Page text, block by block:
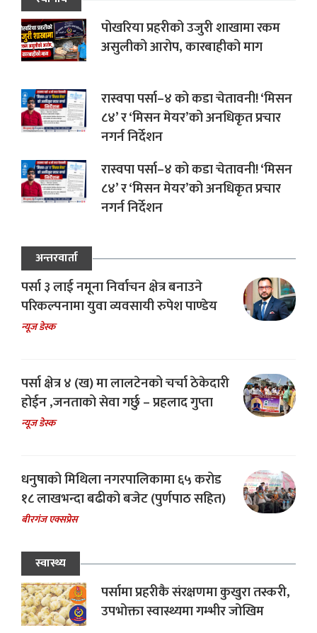
पोखरिया प्रहरीको उजुरी शाखामा रकम
असुलीको आरोप, कारबाहीको माग
रास्वपा पर्सा–४ को कडा चेतावनी! ‘मिसन
८४’ र ‘मिसन मेयर’को अनधिकृत प्रचार
नगर्न निर्देशन
रास्वपा पर्सा–४ को कडा चेतावनी! ‘मिसन
८४’ र ‘मिसन मेयर’को अनधिकृत प्रचार
नगर्न निर्देशन
अन्तरवार्ता
पर्सा ३ लाई नमूना निर्वाचन क्षेत्र बनाउने
परिकल्पनामा युवा व्यवसायी रुपेश पाण्डेय
न्यूज डेस्क
पर्सा क्षेत्र ४ (ख) मा लालटेनको चर्चा ठेकेदारी
होईन ,जनताको सेवा गर्छु – प्रहलाद गुप्ता
न्यूज डेस्क
धनुषाको मिथिला नगरपालिकामा ६५ करोड
१८ लाखभन्दा बढीको बजेट (पुर्णपाठ सहित)
बीरगंज एक्सप्रेस
स्वास्थ्य
पर्सामा प्रहरीकै संरक्षणमा कुखुरा तस्करी,
उपभोक्ता स्वास्थ्यमा गम्भीर जोखिम